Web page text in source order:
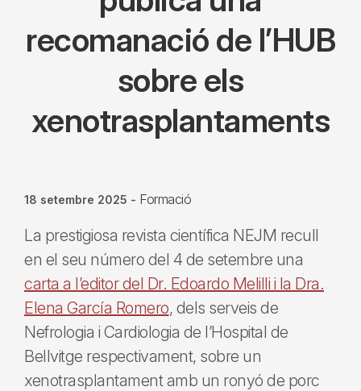
recomanació de l’HUB
sobre els
xenotrasplantaments
18 setembre 2025 - Formació
La prestigiosa revista científica NEJM recull
en el seu número del 4 de setembre una
carta a l’editor del Dr. Edoardo Melilli i la Dra.
Elena García Romero, dels serveis de
Nefrologia i Cardiologia de l’Hospital de
Bellvitge respectivament, sobre un
xenotrasplantament amb un ronyó de porc